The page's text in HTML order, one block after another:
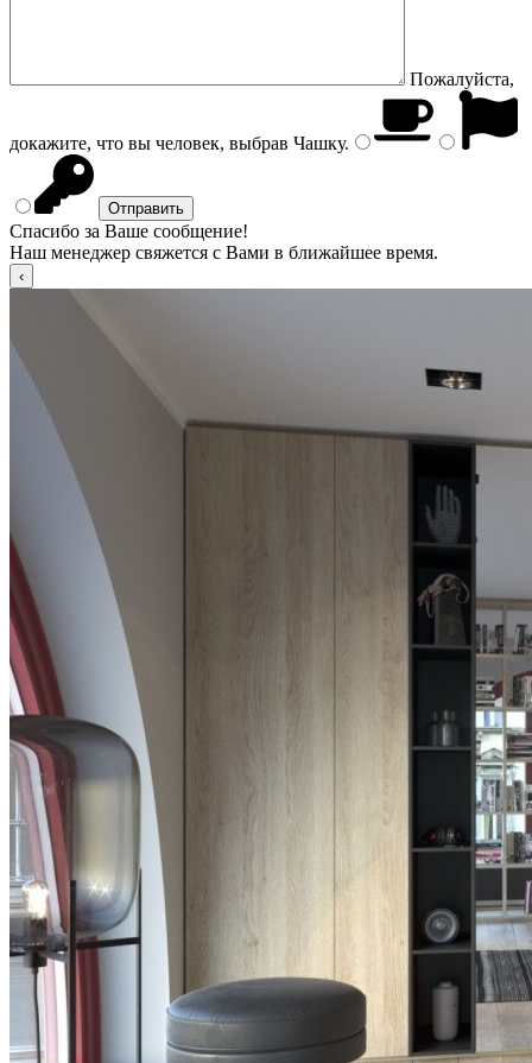
Пожалуйста,
докажите, что вы человек, выбрав Чашку.
Спасибо за Ваше сообщение!
Наш менеджер свяжется с Вами в ближайшее время.